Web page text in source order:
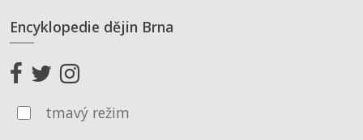
Encyklopedie dějin Brna
tmavý režim